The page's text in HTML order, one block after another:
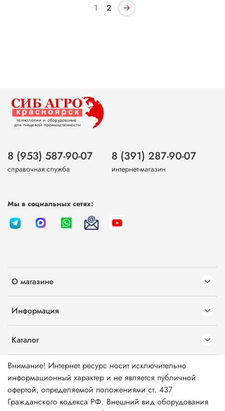
1 2
О магазине
Информация
Каталог
8 (953) 587-90-07
справочная служба
8 (391) 287-90-07
интернет-магазин
Мы в социальных сетях:
Внимание! Интернет ресурс носит исключительно
информационный характер и не является публичной
офертой, определяемой положениями ст. 437
Гражданского кодекса РФ. Внешний вид оборудования